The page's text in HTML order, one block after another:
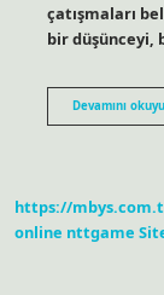
çatışmaları
bir düşünceyi,
Devamını
https://
online nttgame